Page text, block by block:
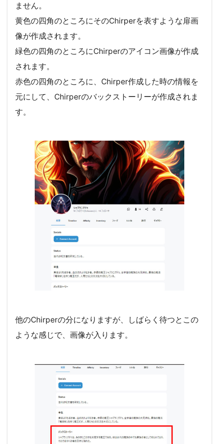
ません。
黄色の四角のところにそのChirperを表すような扉画
像が作成されます。
緑色の四角のところにChirperのアイコン画像が作成
されます。
赤色の四角のところに、Chirper作成した時の情報を
元にして、Chirperのバックストーリーが作成されま
す。
他のChirperの分になりますが、しばらく待つとこの
ような感じで、画像が入ります。